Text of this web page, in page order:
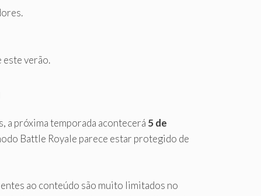
este verão.
a próxima temporada acontecerá 5 de
Battle Royale parece estar protegido de
ao conteúdo são muito limitados no